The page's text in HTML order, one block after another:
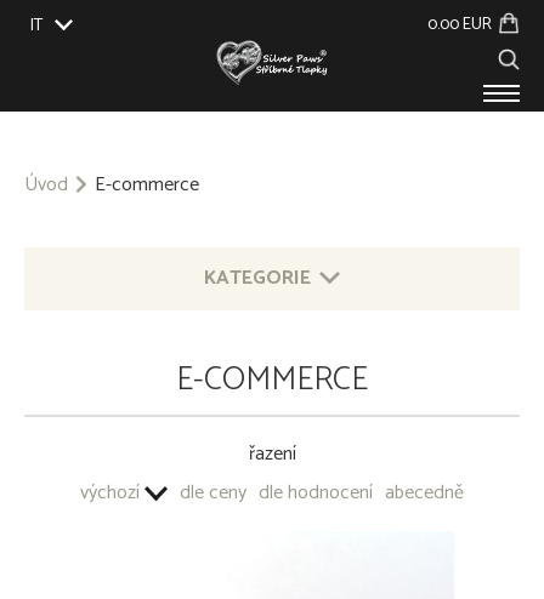
IT
0.00 EUR
Úvod E-commerce
KATEGORIE
Razze canine - gioiello in argento 925/1000
Razze canine - gioiello in argento 925/1000 - con pietre
Animali domestici - gioiello in argento 925/1000
Gatti - gioiello in argento 925/1000 - con pietre
E-COMMERCE
řazení
výchozí
dle ceny dle hodnocení abecedně